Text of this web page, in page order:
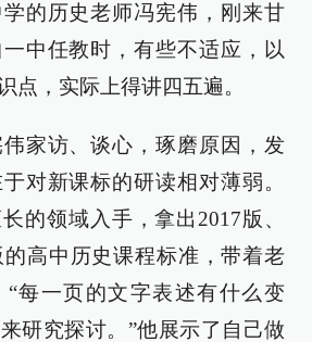
的历史老师冯宪伟，刚来甘
中任教时，有些不适应，以
点，实际上得讲四五遍。
伟家访、谈心，琢磨原因，发
对新课标的研读相对薄弱。
的领域入手，拿出2017版、
的高中历史课程标准，带着老
“每一页的文字表述有什么变
研究探讨。”他展示了自己做